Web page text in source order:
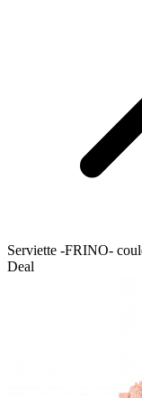
Serviette -FRINO-
Deal